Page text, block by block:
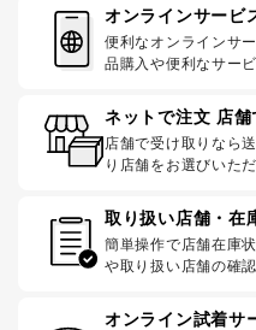
オンラインサービ
便利なオンラインサ
品購入や便利なサー
ネットで注文 店舗
店舗で受け取りなら
り店舗をお選びいただ
取り扱い店舗・在
簡単操作で店舗在庫
や取り扱い店舗の確
オンライン試着サ